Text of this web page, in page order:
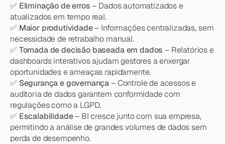
✅ Eliminação de erros – Dados automatizados e
atualizados em tempo real.
✅ Maior produtividade – Informações centralizadas, sem
necessidade de retrabalho manual.
✅ Tomada de decisão baseada em dados – Relatórios e
dashboards interativos ajudam gestores a enxergar
oportunidades e ameaças rapidamente.
✅ Segurança e governança – Controle de acessos e
auditoria de dados garantem conformidade com
regulações como a LGPD.
✅ Escalabilidade – BI cresce junto com sua empresa,
permitindo a análise de grandes volumes de dados sem
perda de desempenho.